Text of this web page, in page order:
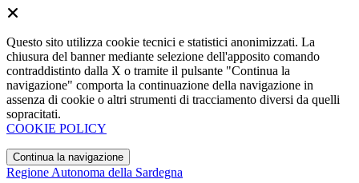
Questo sito utilizza cookie tecnici e statistici anonimizzati. La
chiusura del banner mediante selezione dell'apposito comando
contraddistinto dalla X o tramite il pulsante "Continua la
navigazione" comporta la continuazione della navigazione in
assenza di cookie o altri strumenti di tracciamento diversi da quelli
sopracitati.
COOKIE POLICY
Continua la navigazione
Regione Autonoma della Sardegna